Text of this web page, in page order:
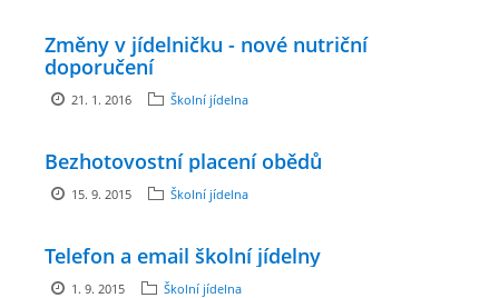
ENVIRONMENTÁLNÍ VÝCHOVA
ŠKOLNÍ DRUŽINA
ŠKOLNÍ JÍDELNA
Změny v jídelničku - nové nutriční
doporučení
21. 1. 2016 Školní jídelna
Bezhotovostní placení obědů
15. 9. 2015 Školní jídelna
Telefon a email školní jídelny
1. 9. 2015 Školní jídelna